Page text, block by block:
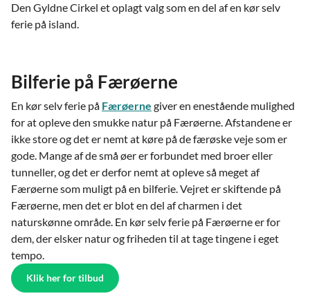
Den Gyldne Cirkel et oplagt valg som en del af en kør selv
ferie på island.
Bilferie på Færøerne
En kør selv ferie på Færøerne giver en enestående mulighed
for at opleve den smukke natur på Færøerne. Afstandene er
ikke store og det er nemt at køre på de færøske veje som er
gode. Mange af de små øer er forbundet med broer eller
tunneller, og det er derfor nemt at opleve så meget af
Færøerne som muligt på en bilferie. Vejret er skiftende på
Færøerne, men det er blot en del af charmen i det
naturskønne område. En kør selv ferie på Færøerne er for
dem, der elsker natur og friheden til at tage tingene i eget
tempo.
Klik her for tilbud